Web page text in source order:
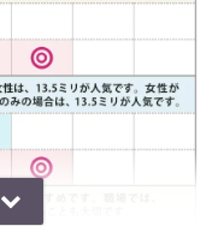
ないといわれますが、そ
する際にひび割れてしまう
もないため、印鑑として
にチタンは海水でも錆び
さえしなければずっと使い